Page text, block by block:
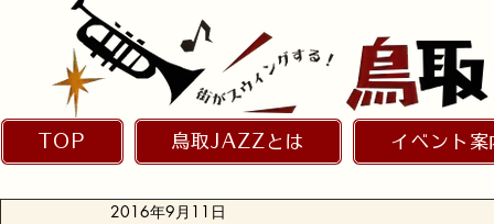
TOP 鳥取JAZZとは イベント案
2016年9月11日